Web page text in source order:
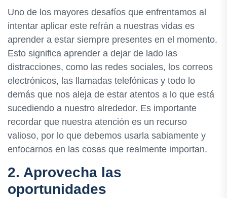
Uno de los mayores desafíos que enfrentamos al
intentar aplicar este refrán a nuestras vidas es
aprender a estar siempre presentes en el momento.
Esto significa aprender a dejar de lado las
distracciones, como las redes sociales, los correos
electrónicos, las llamadas telefónicas y todo lo
demás que nos aleja de estar atentos a lo que está
sucediendo a nuestro alrededor. Es importante
recordar que nuestra atención es un recurso
valioso, por lo que debemos usarla sabiamente y
enfocarnos en las cosas que realmente importan.
2. Aprovecha las
oportunidades